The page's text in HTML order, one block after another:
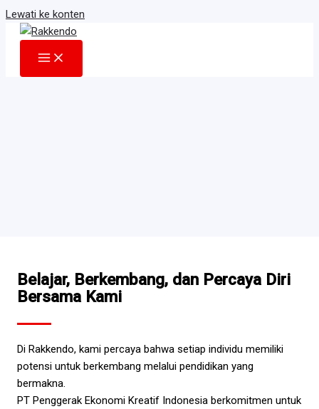
Lewati ke konten
Belajar, Berkembang, dan Percaya Diri
Bersama Kami
Di Rakkendo, kami percaya bahwa setiap individu memiliki
potensi untuk berkembang melalui pendidikan yang
bermakna.
PT Penggerak Ekonomi Kreatif Indonesia berkomitmen untuk